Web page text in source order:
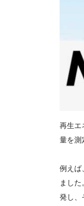
再生エ
量を測
例えば
まし
発し、